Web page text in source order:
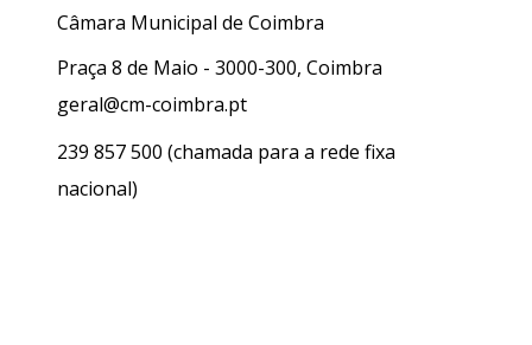
Câmara Municipal de Coimbra
Praça 8 de Maio - 3000-300, Coimbra
geral@cm-coimbra.pt
239 857 500 (chamada para a rede fixa
nacional)